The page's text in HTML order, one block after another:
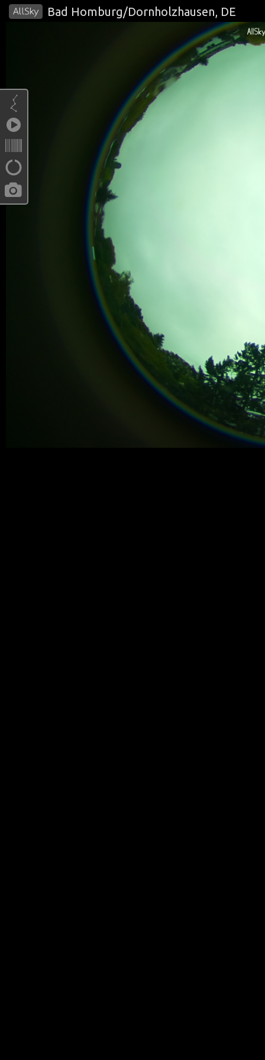
Bad Homburg/Dornholzhausen, DE